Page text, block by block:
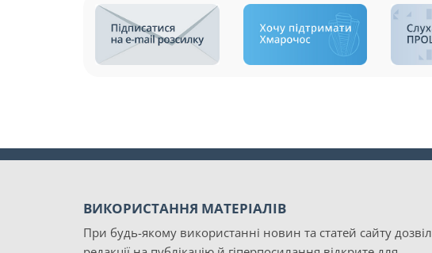
ВИКОРИСТАННЯ МАТЕРІАЛІВ
При будь-якому використанні новин та статей сайту дозвіл